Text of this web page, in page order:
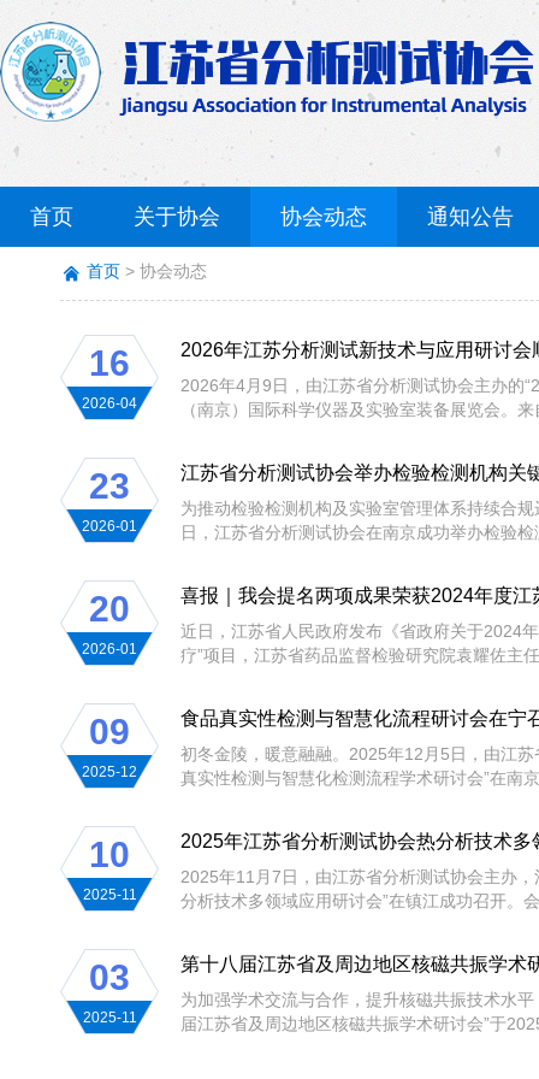
首页 关于协会 协会动态 通知公告
首页 协会动态
16
2026-04
2026年江苏分析测试新技术与应用研讨会
2026年4月9日，由江苏省分析测试协会主办的
（南京）国际科学仪器及实验室装备展览会。
23
2026-01
江苏省分析测试协会举办检验检测机构关
为推动检验检测机构及实验室管理体系持续合
日，江苏省分析测试协会在南京成功举办检验
20
2026-01
喜报｜我会提名两项成果荣获2024年度江
近日，江苏省人民政府发布《省政府关于2024
疗”项目，江苏省药品监督检验研究院袁耀佐主
09
2025-12
食品真实性检测与智慧化流程研讨会在宁
初冬金陵，暖意融融。2025年12月5日，由江
真实性检测与智慧化检测流程学术研讨会”在南
10
2025-11
2025年江苏省分析测试协会热分析技术
2025年11月7日，由江苏省分析测试协会主办
分析技术多领域应用研讨会”在镇江成功召开。
03
2025-11
第十八届江苏省及周边地区核磁共振学术
为加强学术交流与合作，提升核磁共振技术水
届江苏省及周边地区核磁共振学术研讨会”于